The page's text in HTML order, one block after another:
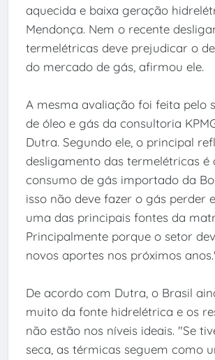
aquecida e baixa geração
Mendonça. Nem o recente
termelétricas deve prejudicar o
do mercado de gás, afirmou ele.
A mesma avaliação foi feita pelo
de óleo e gás da consultoria
Dutra. Segundo ele, o principal
desligamento das termelétricas é
consumo de gás importado da
isso não deve fazer o gás perder
uma das principais fontes da
Principalmente porque o setor
novos aportes nos próximos
De acordo com Dutra, o Brasil
muito da fonte hidrelétrica e os
não estão nos níveis ideais. "Se
seca, as térmicas seguem como